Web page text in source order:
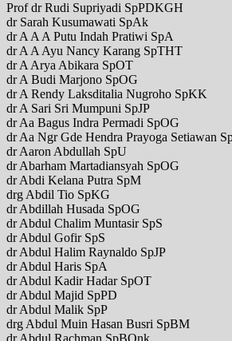
Prof dr Rudi Supriyadi SpPDKGH
dr Sarah Kusumawati SpAk
dr A A A Putu Indah Pratiwi SpA
dr A A Ayu Nancy Karang SpTHT
dr A Arya Abikara SpOT
dr A Budi Marjono SpOG
dr A Rendy Laksditalia Nugroho SpKK
dr A Sari Sri Mumpuni SpJP
dr Aa Bagus Indra Permadi SpOG
dr Aa Ngr Gde Hendra Prayoga Setiawan
dr Aaron Abdullah SpU
dr Abarham Martadiansyah SpOG
dr Abdi Kelana Putra SpM
drg Abdil Tio SpKG
dr Abdillah Husada SpOG
dr Abdul Chalim Muntasir SpS
dr Abdul Gofir SpS
dr Abdul Halim Raynaldo SpJP
dr Abdul Haris SpA
dr Abdul Kadir Hadar SpOT
dr Abdul Majid SpPD
dr Abdul Malik SpP
drg Abdul Muin Hasan Busri SpBM